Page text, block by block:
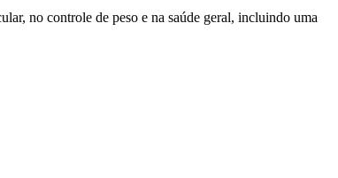
no controle de peso e na saúde geral, incluindo uma